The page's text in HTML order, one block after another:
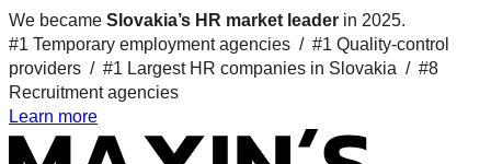
We became Slovakia’s HR market leader in 2025.
#1 Temporary employment agencies / #1 Quality-control
providers / #1 Largest HR companies in Slovakia / #8
Recruitment agencies
Learn more